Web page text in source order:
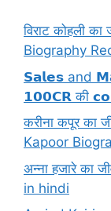
विराट कोहली
Biography
𝗦𝗮𝗹𝗲𝘀 and
𝟭𝟬𝟬𝗖𝗥 की
करीना कपूर का
Kapoor
अन्ना हजारे का
in hindi